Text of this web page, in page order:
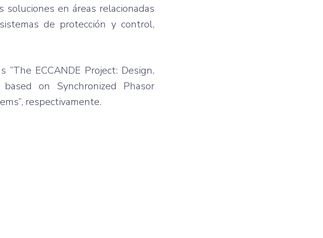
en áreas relacionadas
de protección y control,
ECCANDE Project: Design,
on Synchronized Phasor
respectivamente.